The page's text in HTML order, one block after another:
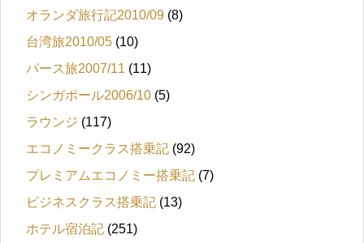
オランダ旅行記2010/09 (8)
台湾旅2010/05 (10)
パース旅2007/11 (11)
シンガポール2006/10 (5)
ラウンジ (117)
エコノミークラス搭乗記 (92)
プレミアムエコノミー搭乗記 (7)
ビジネスクラス搭乗記 (13)
ホテル宿泊記 (251)